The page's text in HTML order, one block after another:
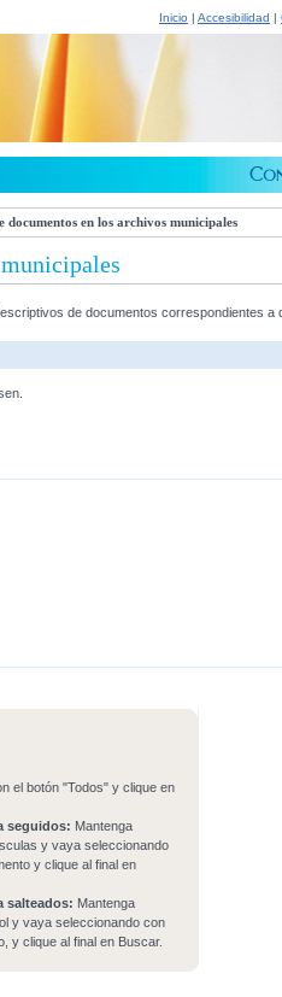
Inicio | Accesibilidad |
documentos en los archivos municipales
de documentos correspondientes a
el botón "Todos" y clique en
seguidos: Mantenga
y vaya seleccionando
y clique al final en
salteados: Mantenga
y vaya seleccionando con
y clique al final en Buscar.